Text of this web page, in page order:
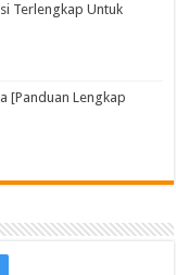
Terlengkap Untuk
[Panduan Lengkap